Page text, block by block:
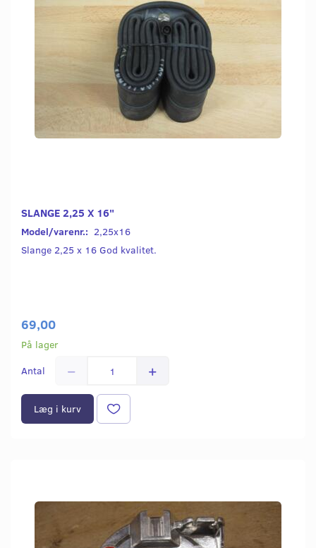
SLANGE 2,25 X 16"
Model/varenr.: 2,25x16
Slange 2,25 x 16 God kvalitet.
69,00
På lager
Antal
Læg i kurv